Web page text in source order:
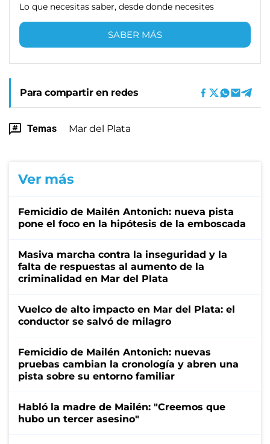
Lo que necesitas saber, desde donde necesites
SABER MÁS
Para compartir en redes
Temas Mar del Plata
Ver más
Femicidio de Mailén Antonich: nueva pista
pone el foco en la hipótesis de la emboscada
Masiva marcha contra la inseguridad y la
falta de respuestas al aumento de la
criminalidad en Mar del Plata
Vuelco de alto impacto en Mar del Plata: el
conductor se salvó de milagro
Femicidio de Mailén Antonich: nuevas
pruebas cambian la cronología y abren una
pista sobre su entorno familiar
Habló la madre de Mailén: "Creemos que
hubo un tercer asesino"